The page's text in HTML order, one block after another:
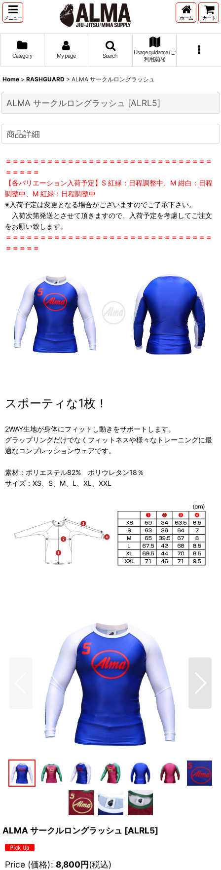
メニュー ホーム カート
Category My page Search
Usage guidance (ご
利用案内)
Home > RASHGUARD > ALMA サークルロングラッシュ
ALMA サークルロングラッシュ [ALRL5]
商品詳細
＝＝＝＝＝＝＝＝＝＝＝＝＝＝＝＝＝＝＝＝＝＝＝＝＝＝＝＝＝＝
＝＝＝＝＝
【各バリエーション入荷予定】S 紅緑：日程調整中、M 紺白：日程
調整中、M 紅緑：日程調整中
※入荷予定は変更となる場合がございますのでご了承下さい。
入荷次第発送とさせて頂きますので、入荷予定を考慮してご注文
をお願い致します。
＝＝＝＝＝＝＝＝＝＝＝＝＝＝＝＝＝＝＝＝＝＝＝＝＝＝＝＝＝＝
＝＝＝＝＝
スポーティな1枚！
2WAY生地が身体にフィットし動きをサポートします。
グラップリングだけでなくフィットネスや様々なトレーニングに最
適なコンプレッションウェアです。
素材：ポリエステル82% ポリウレタン18％
サイズ：XS、S、M、L、XL、XXL
ALMA サークルロングラッシュ [ALRL5]
Price (価格): 8,800円(税込)